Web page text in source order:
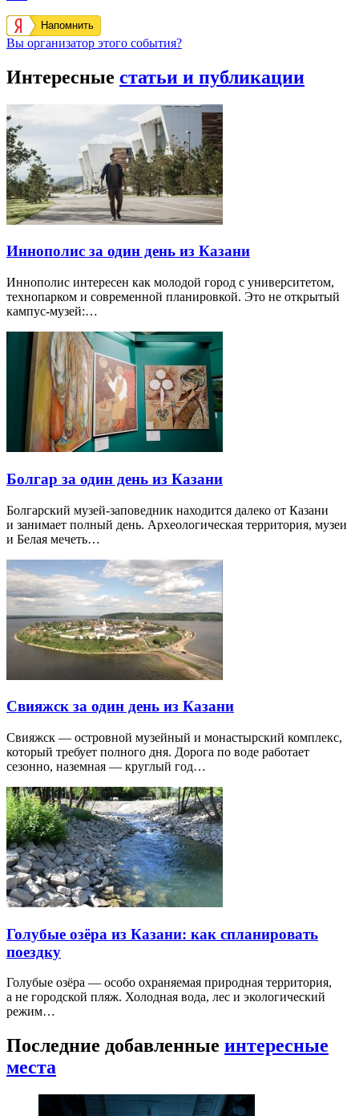
Напомнить
Вы организатор этого события?
Интересные статьи и публикации
Иннополис за один день из Казани
Иннополис интересен как молодой город с университетом,
технопарком и современной планировкой. Это не открытый
кампус-музей:…
Болгар за один день из Казани
Болгарский музей-заповедник находится далеко от Казани
и занимает полный день. Археологическая территория, музеи
и Белая мечеть…
Свияжск за один день из Казани
Свияжск — островной музейный и монастырский комплекс,
который требует полного дня. Дорога по воде работает
сезонно, наземная — круглый год…
Голубые озёра из Казани: как спланировать
поездку
Голубые озёра — особо охраняемая природная территория,
а не городской пляж. Холодная вода, лес и экологический
режим…
Последние добавленные интересные
места